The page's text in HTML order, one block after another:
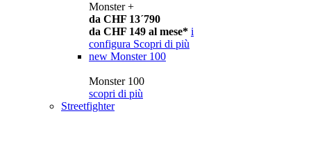
Monster +
da CHF 13´790
da CHF 149 al mese* i
configura Scopri di più
new Monster 100
Monster 100
scopri di più
Streetfighter